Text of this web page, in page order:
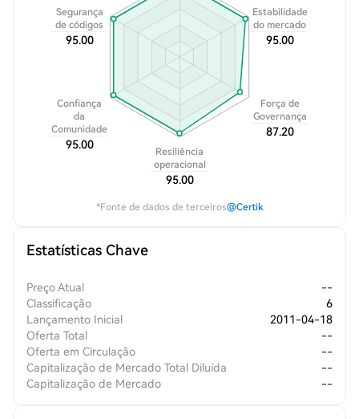
Segurança
de códigos
95.00
Confiança
da
Comunidade
95.00
Resiliência
operacional
95.00
Força de
Governança
87.20
Estabilidade
do mercado
95.00
*Fonte de dados de terceiros@Certik
Estatísticas Chave
Preço Atual
--
Classificação
6
Lançamento Inicial
2011-04-18
Oferta Total
--
Oferta em Circulação
--
Capitalização de Mercado Total Diluída
--
Capitalização de Mercado
--